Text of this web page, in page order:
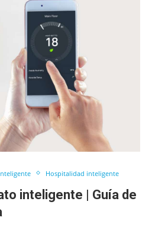
Hospitalidad inteligente
inteligente | Guía de